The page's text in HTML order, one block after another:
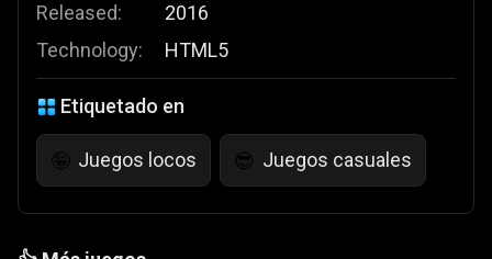
Released:
Technology:
2016
HTML5
Etiquetado en
🤪 Juegos locos 😎 Juegos casuales